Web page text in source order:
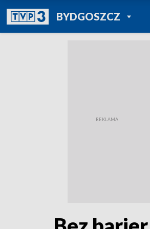
BYDGOSZCZPOWRÓT DO
TVP REGIONY